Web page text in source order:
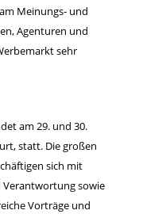
Meinungs- und
Agenturen und
sehr
am 29. und 30.
statt. Die großen
sich mit
Verantwortung sowie
Vorträge und